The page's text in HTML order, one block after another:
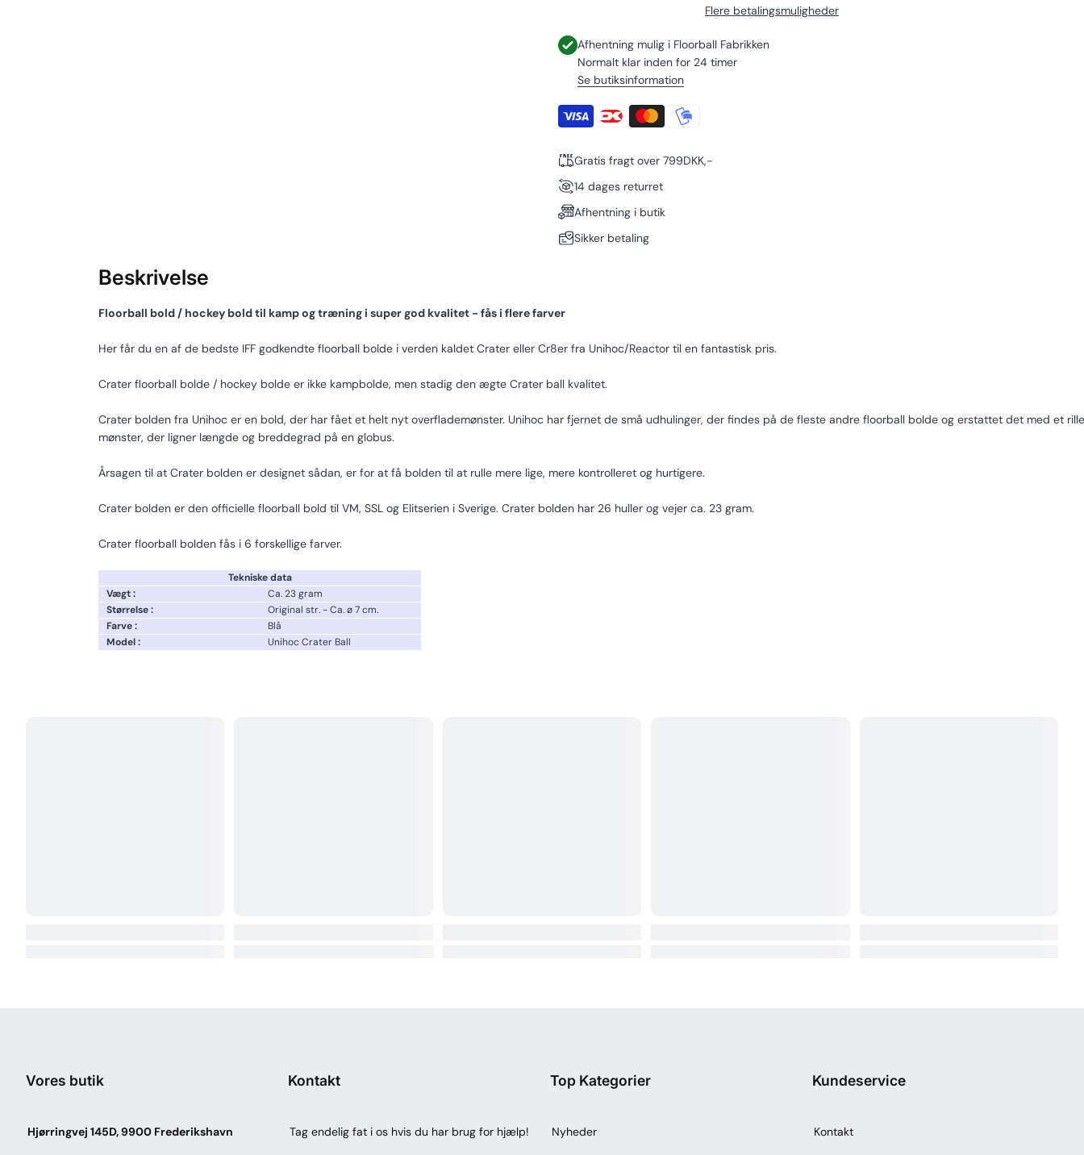
Flere betalingsmuligheder
Afhentning mulig i Floorball Fabrikken
Normalt klar inden for 24 timer
Se butiksinformation
Gratis fragt over 799DKK,-
14 dages returret
Afhentning i butik
Sikker betaling
Beskrivelse
Floorball bold / hockey bold til kamp og træning i super god kvalitet - fås i flere farver
Her får du en af de bedste IFF godkendte floorball bolde i verden kaldet Crater eller Cr8er fra Unihoc/Reactor til en fantastisk pris.
Crater floorball bolde / hockey bolde er ikke kampbolde, men stadig den ægte Crater ball kvalitet.
Crater bolden fra Unihoc er en bold, der har fået et helt nyt overflademønster. Unihoc har fjernet de små udhulinger, der findes på de fleste andre floorball bolde og erstattet det med et
mønster, der ligner længde og breddegrad på en globus.
Årsagen til at Crater bolden er designet sådan, er for at få bolden til at rulle mere lige, mere kontrolleret og hurtigere.
Crater bolden er den officielle floorball bold til VM, SSL og Elitserien i Sverige. Crater bolden har 26 huller og vejer ca. 23 gram.
Crater floorball bolden fås i 6 forskellige farver.
Tekniske data
Vægt :
Ca. 23 gram
Størrelse :
Original str. - Ca. ø 7 cm.
Farve :
Blå
Model :
Unihoc Crater Ball
Vores butik
Hjørringvej 145D, 9900 Frederikshavn
Kontakt
Tag endelig fat i os hvis du har brug for hjælp!
Top Kategorier
Nyheder
Kundeservice
Kontakt